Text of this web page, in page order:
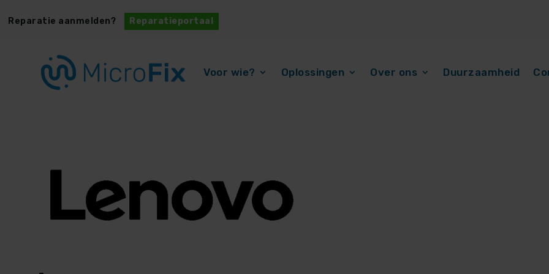
Reparatie aanmelden? Reparatieportaal
Voor wie? Oplossingen Over ons Duurzaamheid